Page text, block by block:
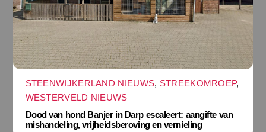
STEENWIJKERLAND NIEUWS, STREEKOMROEP,
WESTERVELD NIEUWS
Dood van hond Banjer in Darp escaleert: aangifte van
mishandeling, vrijheidsberoving en vernieling